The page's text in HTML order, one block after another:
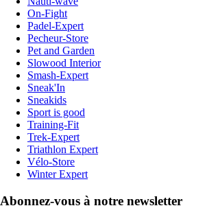
On-Fight
Padel-Expert
Pecheur-Store
Pet and Garden
Slowood Interior
Smash-Expert
Sneak'In
Sneakids
Sport is good
Training-Fit
Trek-Expert
Triathlon Expert
Vélo-Store
Winter Expert
Abonnez-vous à notre newsletter